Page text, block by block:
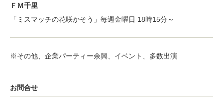
ＦＭ千里
「ミスマッチの花咲かそう」毎週金曜日 18時15分～
※その他、企業パーティー余興、イベント、多数出演
お問合せ